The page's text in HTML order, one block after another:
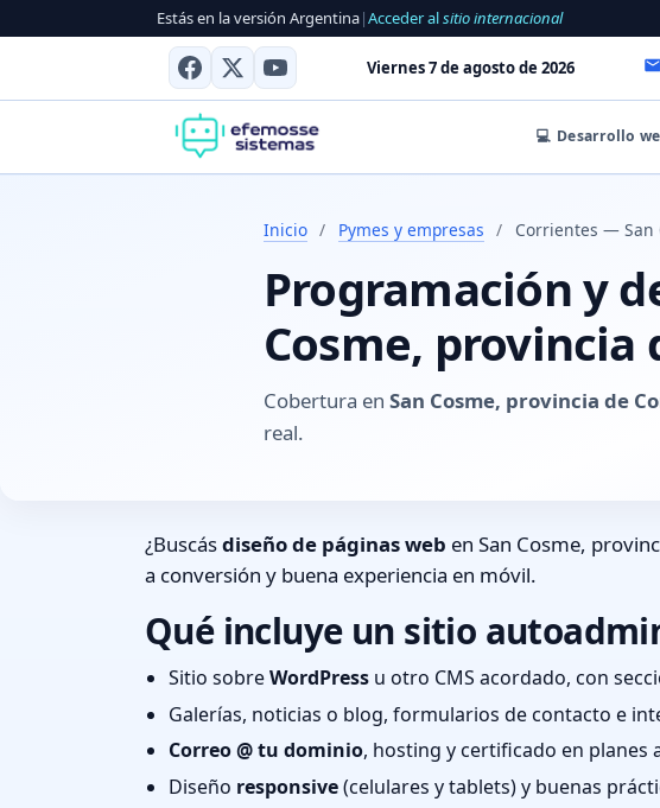
Estás en la versión Argentina|Acceder alsitio internacional
Viernes 7 de agosto de 2026
💻 Desarrollo
Inicio / Pymes y empresas / Corrientes — San
Programación y
Cosme, provincia
Cobertura en San Cosme, provincia de
real.
¿Buscásdiseño de páginas web en San Cosme,
a conversión y buena experiencia en móvil.
Qué incluye un sitio
Sitio sobreWordPress u otro CMS acordado, con
Galerías, noticias o blog, formularios de contacto e
Correo @ tu dominio, hosting y certificado en planes
Diseño responsive(celulares y tablets) y buenas